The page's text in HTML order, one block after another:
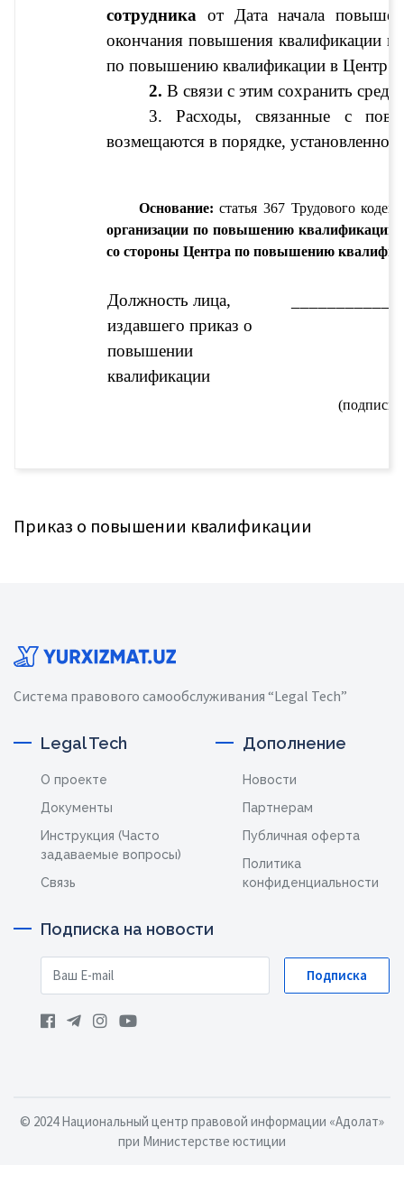
сотрудника от
Дата начала
окончания повышения квалификации
по повышению квалификации в Центр
2. В связи с этим сохранить
3. Расходы, связанные с
возмещаются в порядке, установленном
Основание: статья 367 Трудового
организации по повышению квалификации
со стороны Центра по повышению
Должность лица,
издавшего приказ о
повышении
квалификации
(подпись)
Приказ о повышении квалификации
Система правового самообслуживания “Legal Tech”
Legal Tech
О проекте
Документы
Инструкция (Часто
задаваемые вопросы)
Связь
Дополнение
Новости
Партнерам
Публичная оферта
Политика
конфиденциальности
Подписка на новости
Подписка
© 2024 Национальный центр правовой информации «Адолат»
при Министерстве юстиции